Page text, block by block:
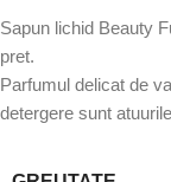
Sapun lichid Beauty
pret.
Parfumul delicat de
detergere sunt